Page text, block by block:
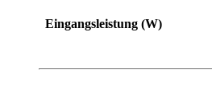
Eingangsleistung (W)